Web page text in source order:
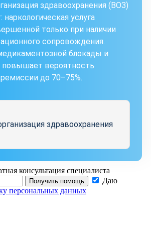
здравоохранения (ВОЗ)
наркологическая услуга
только при наличии
сопровождения.
блокады и
повышает вероятность
до 70–75%.
здравоохранения
консультация специалиста
Получить помощь
Даю
персональных данных